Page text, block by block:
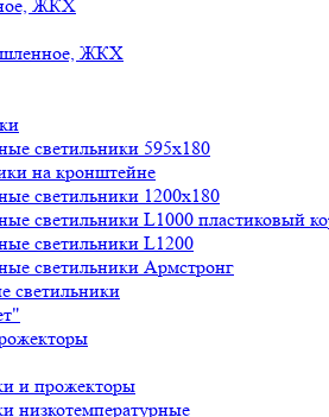
ЖКХ
ЖКХ
светильники 595х180
на кронштейне
светильники 1200x180
светильники L1000 пластиковый
светильники L1200
светильники Армстронг
светильники
и прожекторы
низкотемпературные